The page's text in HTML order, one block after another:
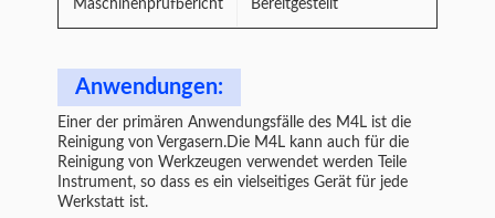
Maschinenprüfbericht Bereitgestellt
Anwendungen:
Einer der primären Anwendungsfälle des M4L ist die
Reinigung von Vergasern.Die M4L kann auch für die
Reinigung von Werkzeugen verwendet werden Teile
Instrument, so dass es ein vielseitiges Gerät für jede
Werkstatt ist.